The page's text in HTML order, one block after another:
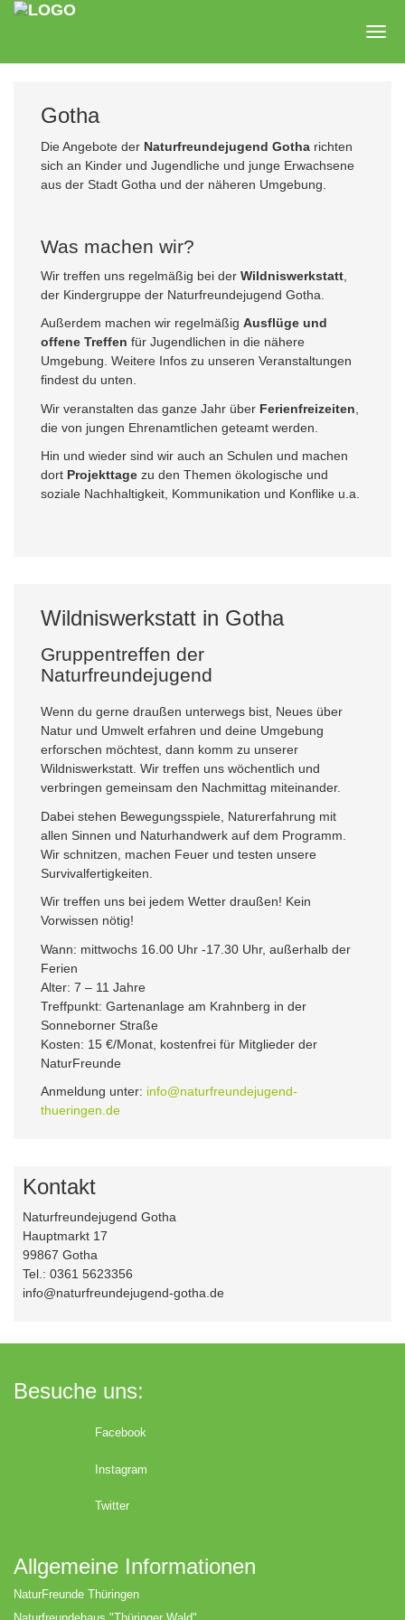
Zum
Gotha
Die Angebote der Naturfreundejugend Gotha richten
sich an Kinder und Jugendliche und junge Erwachsene
aus der Stadt Gotha und der näheren Umgebung.
Was machen wir?
Wir treffen uns regelmäßig bei der Wildniswerkstatt
der Kindergruppe der Naturfreundejugend Gotha.
Außerdem machen wir regelmäßig Ausflüge und
offene Treffen für Jugendlichen in die nähere
Umgebung. Weitere Infos zu unseren Veranstaltungen
findest du unten.
Wir veranstalten das ganze Jahr über Ferienfreizeiten
die von jungen Ehrenamtlichen geteamt werden.
Hin und wieder sind wir auch an Schulen und machen
dort Projekttage zu den Themen ökologische und
soziale Nachhaltigkeit, Kommunikation und Konflike u.a.
Wildniswerkstatt in Gotha
Gruppentreffen der
Naturfreundejugend
Wenn du gerne draußen unterwegs bist, Neues über
Natur und Umwelt erfahren und deine Umgebung
erforschen möchtest, dann komm zu unserer
Wildniswerkstatt. Wir treffen uns wöchentlich und
verbringen gemeinsam den Nachmittag miteinander.
Dabei stehen Bewegungsspiele, Naturerfahrung mit
allen Sinnen und Naturhandwerk auf dem Programm.
Wir schnitzen, machen Feuer und testen unsere
Survivalfertigkeiten.
Wir treffen uns bei jedem Wetter draußen! Kein
Vorwissen nötig!
Wann: mittwochs 16.00 Uhr -17.30 Uhr, außerhalb der
Ferien
Alter: 7 – 11 Jahre
Treffpunkt: Gartenanlage am Krahnberg in der
Sonneborner Straße
Kosten: 15 €/Monat, kostenfrei für Mitglieder der
NaturFreunde
Anmeldung unter: info@naturfreundejugend-
thueringen.de
Kontakt
Naturfreundejugend Gotha
Hauptmarkt 17
99867 Gotha
Tel.: 0361 5623356
info@naturfreundejugend-gotha.de
Besuche uns:
Facebook
Instagram
Twitter
Allgemeine Informationen
NaturFreunde Thüringen
Naturfreundehaus "Thüringer Wald"